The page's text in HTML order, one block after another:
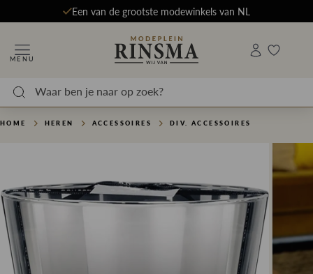
Een van de grootste modewinkels van NL
MENU
HOME HEREN ACCESSOIRES DIV. ACCESSOIRES